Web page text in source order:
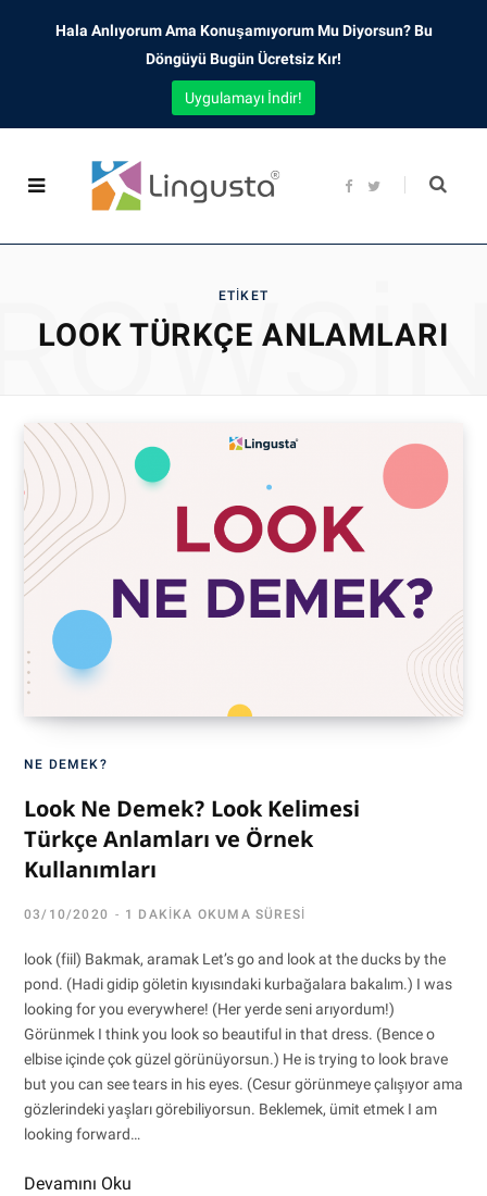
F
b
t
ETIKET
LOOK TÜRKÇE ANLAMLARI
NE DEMEK?
Look Ne Demek? Look Kelimesi
Türkçe Anlamları ve Örnek
Kullanımları
03/10/2020 1 DAKIKA OKUMA SÜRESI
look (fiil) Bakmak, aramak Let’s go and look at the ducks by the
pond. (Hadi gidip göletin kıyısındaki kurbağalara bakalım.) I was
looking for you everywhere! (Her yerde seni arıyordum!)
Görünmek I think you look so beautiful in that dress. (Bence o
elbise içinde çok güzel görünüyorsun.) He is trying to look brave
but you can see tears in his eyes. (Cesur görünmeye çalışıyor ama
gözlerindeki yaşları görebiliyorsun. Beklemek, ümit etmek I am
looking forward…
Devamını Oku
Hala Anlıyorum Ama Konuşamıyorum Mu Diyorsun? Bu
Döngüyü Bugün Ücretsiz Kır!
Uygulamayı İndir!